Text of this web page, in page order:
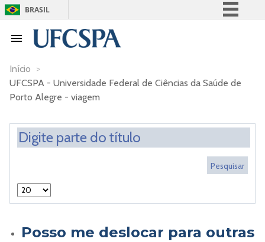
BRASIL
Acesso à informação
Canais
Início >
UFCSPA - Universidade Federal de Ciências da Saúde de
Porto Alegre - viagem
Posso me deslocar para outras